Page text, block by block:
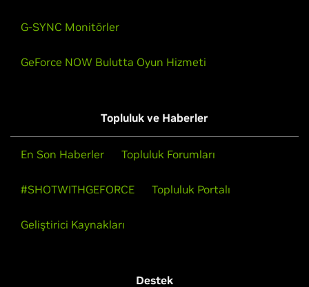
G-SYNC Monitörler
GeForce NOW Bulutta Oyun Hizmeti
Topluluk ve Haberler
En Son Haberler Topluluk Forumları
#SHOTWITHGEFORCE Topluluk Portalı
Geliştirici Kaynakları
Destek